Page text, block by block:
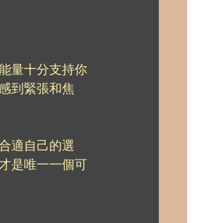
量十分支持你
到緊張和焦
適自己的選
是唯一一個可